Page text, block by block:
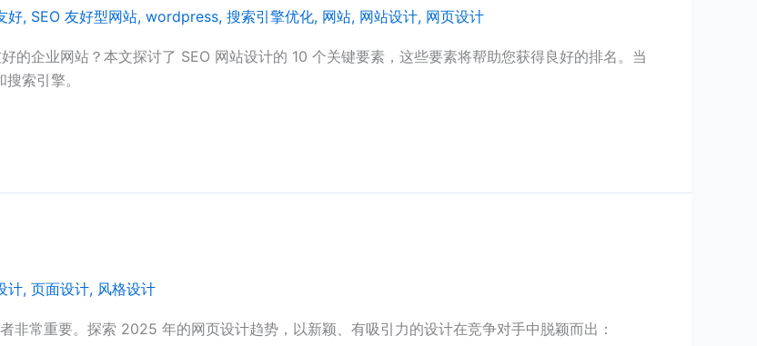
好, SEO 友好型网站, wordpress, 搜索引擎优化, 网站, 网站设计, 网页设计
的企业网站？本文探讨了 SEO 网站设计的 10 个关键要素，这些要素将帮助您获得良好的排名。当
索引擎。
计, 页面设计, 风格设计
非常重要。探索 2025 年的网页设计趋势，以新颖、有吸引力的设计在竞争对手中脱颖而出：